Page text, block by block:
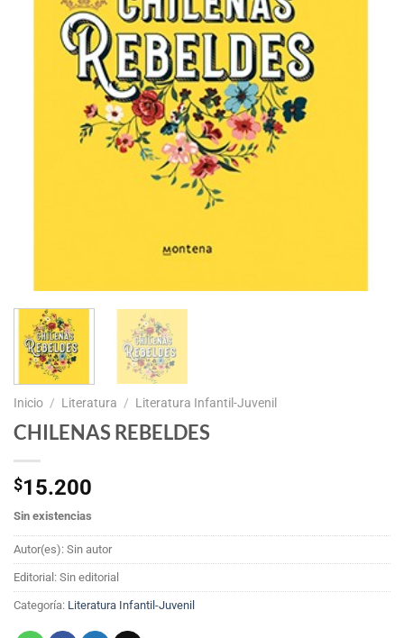
Inicio / Literatura / Literatura Infantil-Juvenil
CHILENAS REBELDES
$15.200
Sin existencias
Autor(es): Sin autor
Editorial: Sin editorial
Categoría: Literatura Infantil-Juvenil